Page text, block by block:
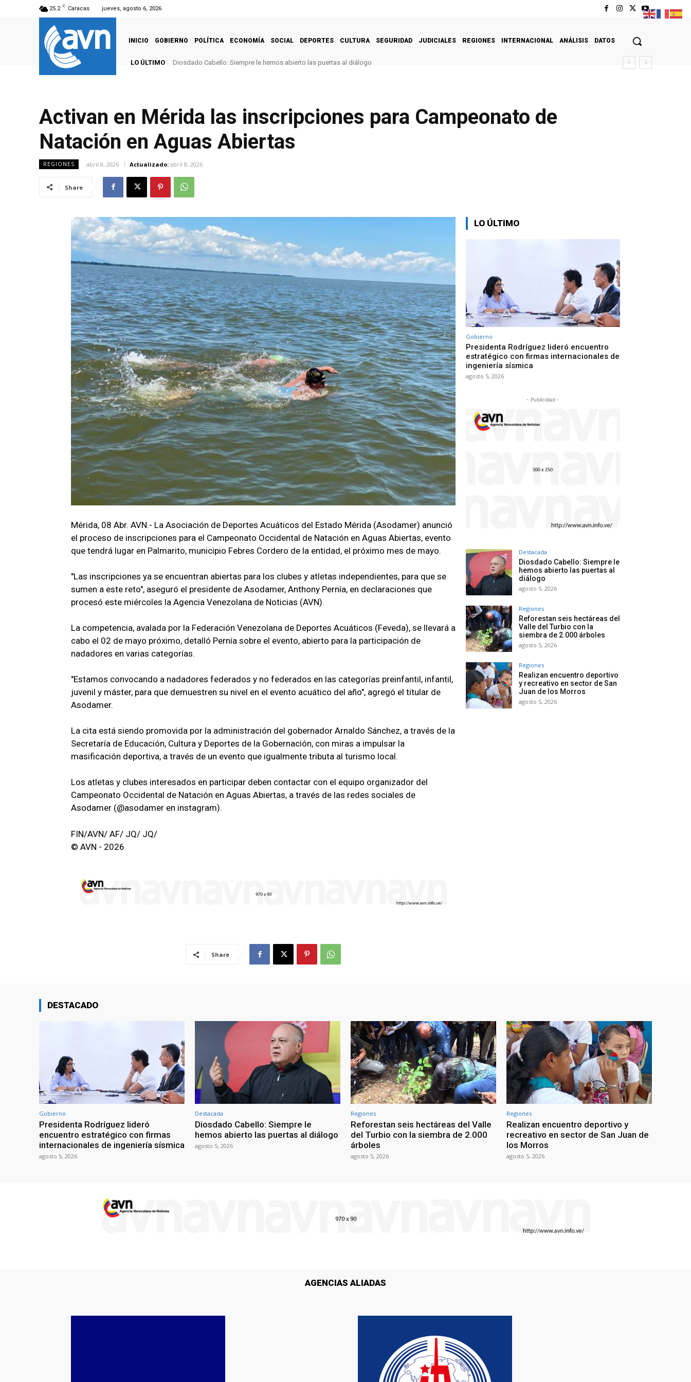
25.2 C Caracas jueves, agosto 6, 2026
INICIO GOBIERNO POLÍTICA ECONOMÍA SOCIAL DEPORTES CULTURA SEGURIDAD JUDICIALES REGIONES INTERNACIONAL ANÁLISIS DATOS
LO ÚLTIMO Diosdado Cabello: Siempre le hemos abierto las puertas al diálogo
Activan en Mérida las inscripciones para Campeonato de
Natación en Aguas Abiertas
REGIONES abril 8, 2026 Actualizado: abril 8, 2026
Share
Mérida, 08 Abr. AVN.- La Asociación de Deportes Acuáticos del Estado Mérida (Asodamer) anunció
el proceso de inscripciones para el Campeonato Occidental de Natación en Aguas Abiertas, evento
que tendrá lugar en Palmarito, municipio Febres Cordero de la entidad, el próximo mes de mayo.
"Las inscripciones ya se encuentran abiertas para los clubes y atletas independientes, para que se
sumen a este reto", aseguró el presidente de Asodamer, Anthony Pernía, en declaraciones que
procesó este miércoles la Agencia Venezolana de Noticias (AVN).
La competencia, avalada por la Federación Venezolana de Deportes Acuáticos (Feveda), se llevará a
cabo el 02 de mayo próximo, detalló Pernía sobre el evento, abierto para la participación de
nadadores en varias categorías.
"Estamos convocando a nadadores federados y no federados en las categorías preinfantil, infantil,
juvenil y máster, para que demuestren su nivel en el evento acuático del año", agregó el titular de
Asodamer.
La cita está siendo promovida por la administración del gobernador Arnaldo Sánchez, a través de la
Secretaría de Educación, Cultura y Deportes de la Gobernación, con miras a impulsar la
masificación deportiva, a través de un evento que igualmente tributa al turismo local.
Los atletas y clubes interesados en participar deben contactar con el equipo organizador del
Campeonato Occidental de Natación en Aguas Abiertas, a través de las redes sociales de
Asodamer (@asodamer en instagram).
FIN/AVN/ AF/ JQ/ JQ/
© AVN - 2026
Share
LO ÚLTIMO
Gobierno
Presidenta Rodríguez lideró encuentro
estratégico con firmas internacionales de
ingeniería sísmica
agosto 5, 2026
- Publicidad -
Destacada
Diosdado Cabello: Siempre le
hemos abierto las puertas al
diálogo
agosto 5, 2026
Regiones
Reforestan seis hectáreas del
Valle del Turbio con la
siembra de 2.000 árboles
agosto 5, 2026
Regiones
Realizan encuentro deportivo
y recreativo en sector de San
Juan de los Morros
agosto 5, 2026
DESTACADO
Gobierno
Presidenta Rodríguez lideró
encuentro estratégico con firmas
internacionales de ingeniería sísmica
agosto 5, 2026
Destacada
Diosdado Cabello: Siempre le
hemos abierto las puertas al diálogo
agosto 5, 2026
Regiones
Reforestan seis hectáreas del Valle
del Turbio con la siembra de 2.000
árboles
agosto 5, 2026
Regiones
Realizan encuentro deportivo y
recreativo en sector de San Juan de
los Morros
agosto 5, 2026
AGENCIAS ALIADAS